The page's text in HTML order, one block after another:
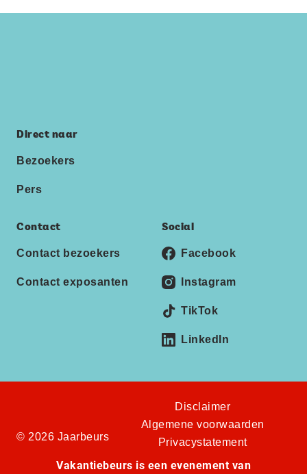
Direct naar
Bezoekers
Pers
Contact
Contact bezoekers
Contact exposanten
Social
Facebook
Instagram
TikTok
LinkedIn
© 2026 Jaarbeurs
Disclaimer
Algemene voorwaarden
Privacystatement
Vakantiebeurs is een evenement van